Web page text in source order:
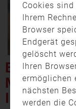
BRAND
IN
Cookies
Ihrem
Browser
Endgerät
gelöscht
Ihren
ermöglichen
nächsten
werden die